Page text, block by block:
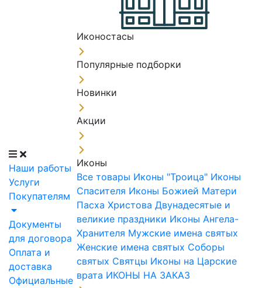
Наши работы
Услуги
Покупателям
Документы
для договора
Оплата и
доставка
Официальные
Иконостасы
Популярные подборки
Новинки
Акции
Иконы
Все товары Иконы "Троица" Иконы
Спасителя Иконы Божией Матери
Пасха Христова Двунадесятые и
великие праздники Иконы Ангела-
Хранителя Мужские имена святых
Женские имена святых Соборы
святых Святцы Иконы на Царские
врата ИКОНЫ НА ЗАКАЗ